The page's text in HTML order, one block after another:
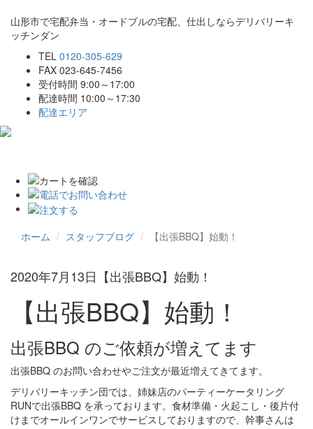
山形市で宅配弁当・オードブルの宅配、仕出しならデリバリーキ
ッチンダン
TEL 0120-305-629
FAX 023-645-7456
受付時間 9:00～17:00
配達時間 10:00～17:30
配達エリア
ホーム スタッフブログ 【出張BBQ】始動！
2020年7月13日 【出張BBQ】始動！
【出張BBQ】始動！
出張BBQ のご依頼が増えてます
出張BBQ のお問い合わせやご注文が最近増えてきてます。
デリバリーキッチン団では、姉妹店のパーティーケータリング
RUNで出張BBQ を承っております。食材準備・火起こし・後片付
けまでオールインワンでサービスしておりますので、幹事さんは